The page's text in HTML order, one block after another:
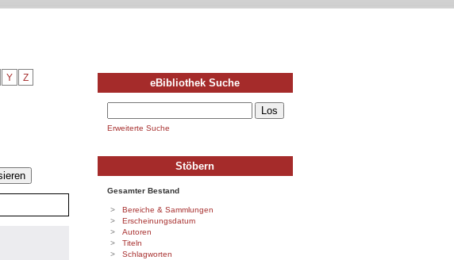
Y Z eBibliothek Suche
Erweiterte Suche
Stöbern
Gesamter Bestand
Bereiche & Sammlungen
Erscheinungsdatum
Autoren
Titeln
Schlagworten